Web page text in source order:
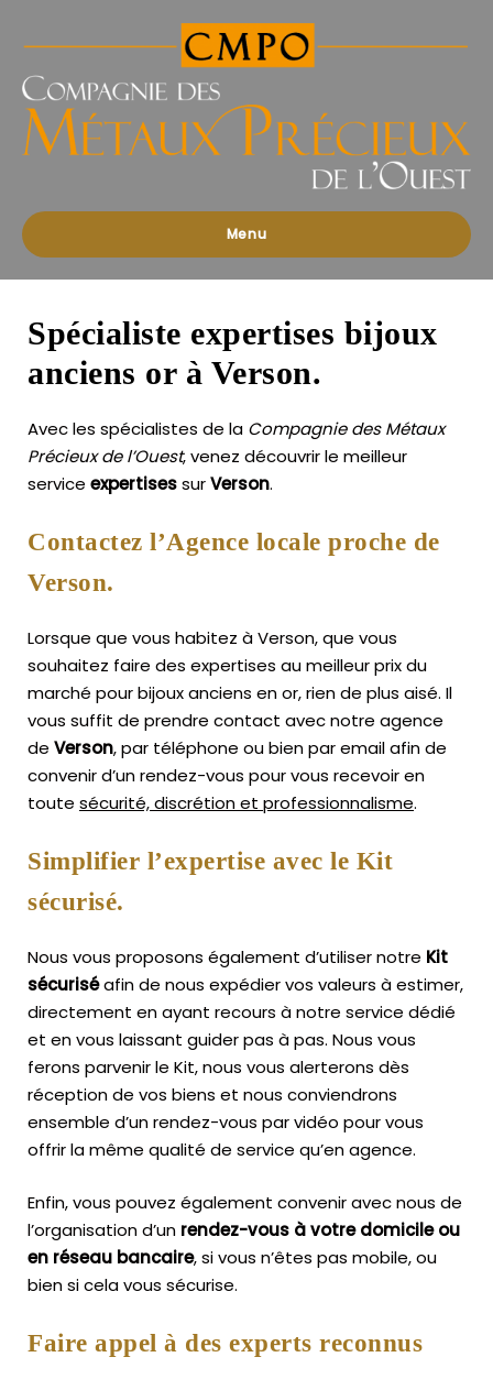
des
Précieux
l'Ouest
Menu
Spécialiste expertises bijoux
anciens or à Verson.
Avec les spécialistes de la Compagnie des Métaux
Précieux de l’Ouest, venez découvrir le meilleur
service expertisessurVerson.
Contactez l’Agence locale proche de
Verson.
Lorsque que vous habitez à Verson, que vous
souhaitez faire des expertises au meilleur prix du
marché pour bijoux anciens en or, rien de plus aisé. Il
vous suffit de prendre contact avec notre agence
de Verson, par téléphone ou bien par email afin de
convenir d’un rendez-vous pour vous recevoir en
toute sécurité, discrétion et professionnalisme.
Simplifier l’expertise avec le Kit
sécurisé.
Nous vous proposons également d’utiliser notre Kit
sécuriséafin de nous expédier vos valeurs à estimer,
directement en ayant recours à notre service dédié
et en vous laissant guider pas à pas. Nous vous
ferons parvenir le Kit, nous vous alerterons dès
réception de vos biens et nous conviendrons
ensemble d’un rendez-vous par vidéo pour vous
offrir la même qualité de service qu’en agence.
Enfin, vous pouvez également convenir avec nous de
l’organisation d’un rendez-vous à votre domicile ou
en réseau bancaire, si vous n’êtes pas mobile, ou
bien si cela vous sécurise.
Faire appel à des experts reconnus